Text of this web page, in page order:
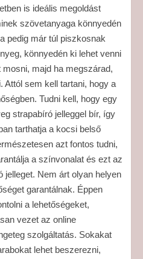
is ideális megoldást
szövetanyaga könnyedén
pedig már túl piszkosnak
könnyedén ki lehet venni
majd ha megszárad,
sem kell tartani, hogy a
Tudni kell, hogy egy
strapabíró jelleggel bír, így
tarthatja a kocsi belső
azt fontos tudni,
a színvonalat és ezt az
jelleget. Nem árt olyan helyen
garantálnak. Éppen
a lehetőségeket,
vezet az online
szolgáltatás. Sokakat
lehet beszerezni,